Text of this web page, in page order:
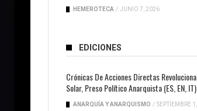
HEMEROTECA / JUNIO 7, 2026
EDICIONES
Crónicas De Acciones Directas
Solar, Preso Político Anarquista (ES, EN, IT)
ANARQUÍA Y ANARQUISMO / SEPTIEMBRE